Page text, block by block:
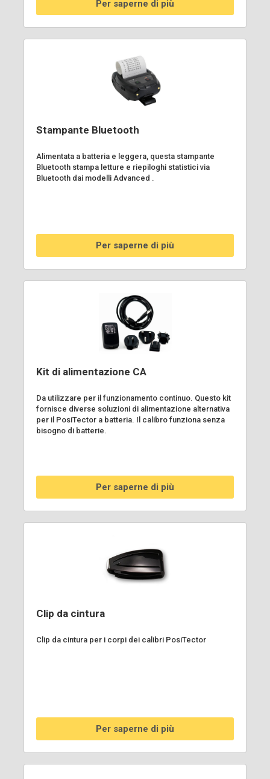
Per saperne di più
Stampante Bluetooth
Alimentata a batteria e leggera, questa stampante
Bluetooth stampa letture e riepiloghi statistici via
Bluetooth dai modelli Advanced .
Per saperne di più
Kit di alimentazione CA
Da utilizzare per il funzionamento continuo. Questo kit
fornisce diverse soluzioni di alimentazione alternativa
per il PosiTector a batteria. Il calibro funziona senza
bisogno di batterie.
Per saperne di più
Clip da cintura
Clip da cintura per i corpi dei calibri PosiTector
Per saperne di più